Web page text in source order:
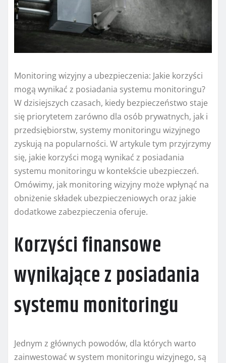
Monitoring wizyjny a ubezpieczenia: Jakie korzyści
mogą wynikać z posiadania systemu monitoringu?
W dzisiejszych czasach, kiedy bezpieczeństwo staje
się priorytetem zarówno dla osób prywatnych, jak i
przedsiębiorstw, systemy monitoringu wizyjnego
zyskują na popularności. W artykule tym przyjrzymy
się, jakie korzyści mogą wynikać z posiadania
systemu monitoringu w kontekście ubezpieczeń.
Omówimy, jak monitoring wizyjny może wpłynąć na
obniżenie składek ubezpieczeniowych oraz jakie
dodatkowe zabezpieczenia oferuje.
Korzyści finansowe
wynikające z posiadania
systemu monitoringu
Jednym z głównych powodów, dla których warto
zainwestować w system monitoringu wizyjnego, są